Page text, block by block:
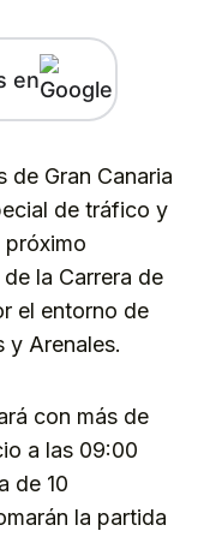
en
de Gran Canaria
de tráfico y
próximo
la Carrera de
el entorno de
y Arenales.
con más de
a las 09:00
de 10
la partida